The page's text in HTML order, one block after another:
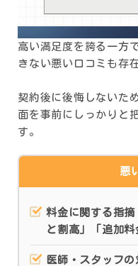
高い満足度を誇る一方
きない悪い口コミも存
契約後に後悔しないた
面を事前にしっかりと
す。
悪
料金に関する指
と割高」「追加料
医師・スタッフ